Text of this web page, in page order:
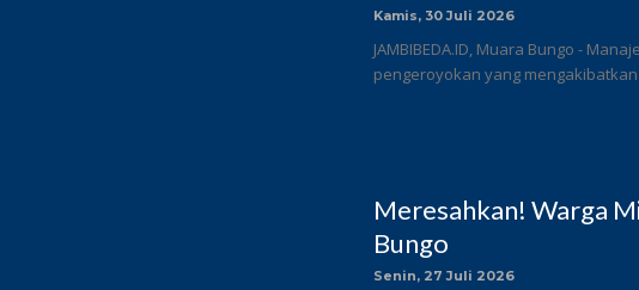
Kamis, 30 Juli 2026
JAMBIBEDA.ID, Muara Bungo -
pengeroyokan yang mengakibatkan
Meresahkan! Warga
Bungo
Senin, 27 Juli 2026